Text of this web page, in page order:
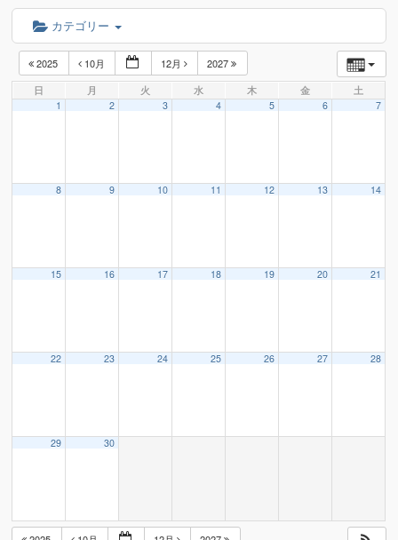
カテゴリー
2025 10月 12月
2027
日
月 火 水 木 金 土
1 2 3 4 5 6 7
8 9 10 11 12 13 14
15 16 17 18 19 20 21
22 23 24 25 26 27 28
29 30